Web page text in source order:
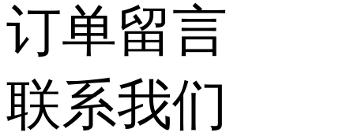
订单留言
联系我们